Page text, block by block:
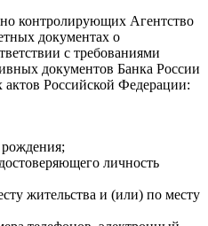
контролирующих Агентство
документах о
с требованиями
документов Банка России
Российской Федерации:
рождения;
личность
жительства и (или) по месту